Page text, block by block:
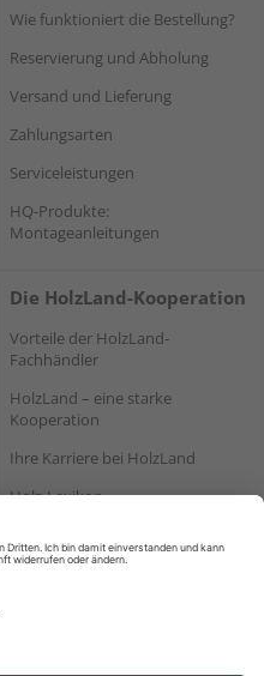
Wie funktioniert die Bestellung?
Reservierung und Abholung
Versand und Lieferung
Zahlungsarten
Serviceleistungen
HQ-Produkte:
Montageanleitungen
Die HolzLand-Kooperation
Vorteile der HolzLand-
Fachhändler
HolzLand – eine starke
Kooperation
Ihre Karriere bei HolzLand
Holz-Lexikon